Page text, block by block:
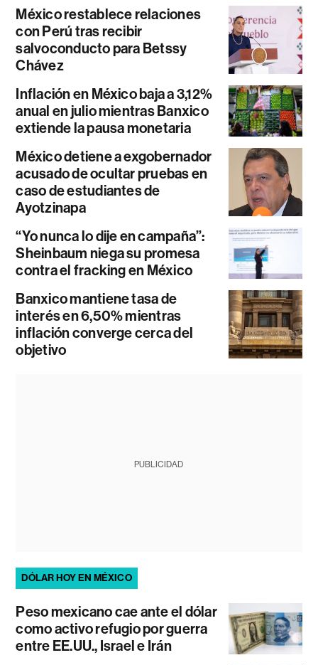
México restablece relaciones
con Perú tras recibir
salvoconducto para Betssy
Chávez
Inflación en México baja a 3,12%
anual en julio mientras Banxico
extiende la pausa monetaria
México detiene a exgobernador
acusado de ocultar pruebas en
caso de estudiantes de
Ayotzinapa
“Yo nunca lo dije en campaña”:
Sheinbaum niega su promesa
contra el fracking en México
Banxico mantiene tasa de
interés en 6,50% mientras
inflación converge cerca del
objetivo
PUBLICIDAD
DÓLAR HOY EN MÉXICO
Peso mexicano cae ante el dólar
como activo refugio por guerra
entre EE.UU., Israel e Irán